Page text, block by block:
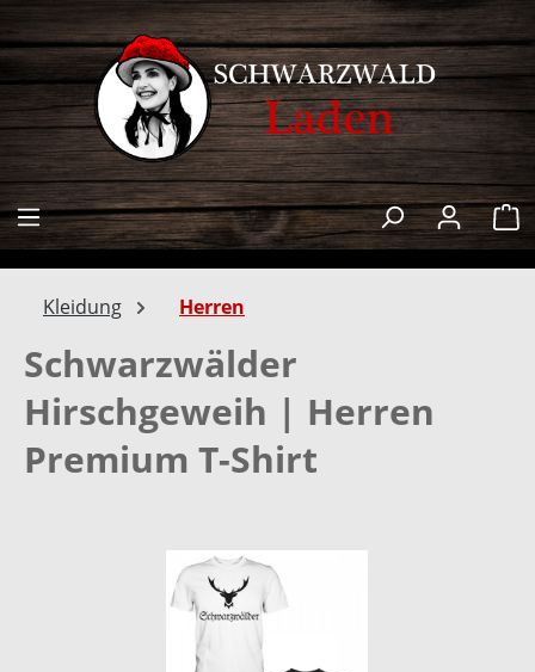
springen
Kleidung Herren
Schwarzwälder
Hirschgeweih | Herren
Premium T-Shirt
Bildergalerie überspringen